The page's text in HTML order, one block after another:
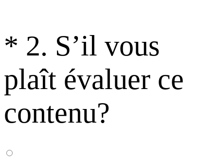
* 2. S’il vous
plaît évaluer ce
contenu?